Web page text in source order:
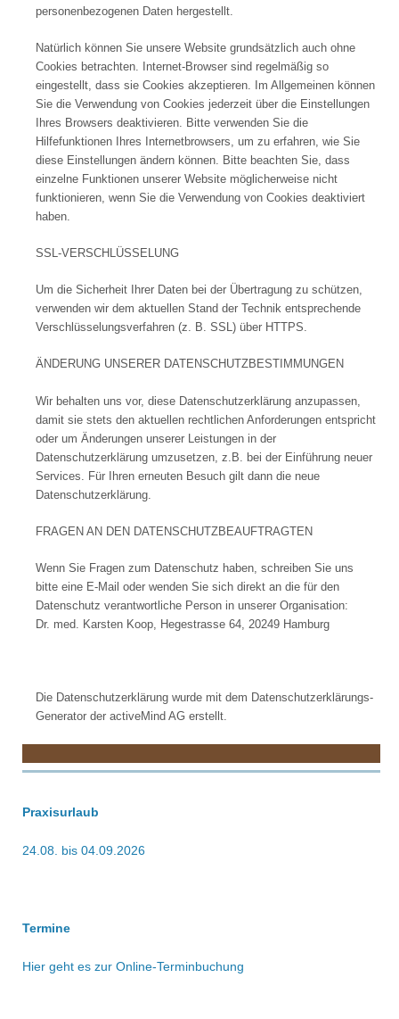
personenbezogenen Daten hergestellt.
Natürlich können Sie unsere Website grundsätzlich auch ohne
Cookies betrachten. Internet-Browser sind regelmäßig so
eingestellt, dass sie Cookies akzeptieren. Im Allgemeinen können
Sie die Verwendung von Cookies jederzeit über die Einstellungen
Ihres Browsers deaktivieren. Bitte verwenden Sie die
Hilfefunktionen Ihres Internetbrowsers, um zu erfahren, wie Sie
diese Einstellungen ändern können. Bitte beachten Sie, dass
einzelne Funktionen unserer Website möglicherweise nicht
funktionieren, wenn Sie die Verwendung von Cookies deaktiviert
haben.
SSL-VERSCHLÜSSELUNG
Um die Sicherheit Ihrer Daten bei der Übertragung zu schützen,
verwenden wir dem aktuellen Stand der Technik entsprechende
Verschlüsselungsverfahren (z. B. SSL) über HTTPS.
ÄNDERUNG UNSERER DATENSCHUTZBESTIMMUNGEN
Wir behalten uns vor, diese Datenschutzerklärung anzupassen,
damit sie stets den aktuellen rechtlichen Anforderungen entspricht
oder um Änderungen unserer Leistungen in der
Datenschutzerklärung umzusetzen, z.B. bei der Einführung neuer
Services. Für Ihren erneuten Besuch gilt dann die neue
Datenschutzerklärung.
FRAGEN AN DEN DATENSCHUTZBEAUFTRAGTEN
Wenn Sie Fragen zum Datenschutz haben, schreiben Sie uns
bitte eine E-Mail oder wenden Sie sich direkt an die für den
Datenschutz verantwortliche Person in unserer Organisation:
Dr. med. Karsten Koop, Hegestrasse 64, 20249 Hamburg
Die Datenschutzerklärung wurde mit dem Datenschutzerklärungs-
Generator der activeMind AG erstellt.
Praxisurlaub
24.08. bis 04.09.2026
Termine
Hier geht es zur Online-Terminbuchung